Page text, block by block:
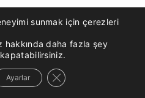
sunmak için çerezleri
hakkında daha fazla şey
kapatabilirsiniz.
Ayarlar GDPR çerez şeridini